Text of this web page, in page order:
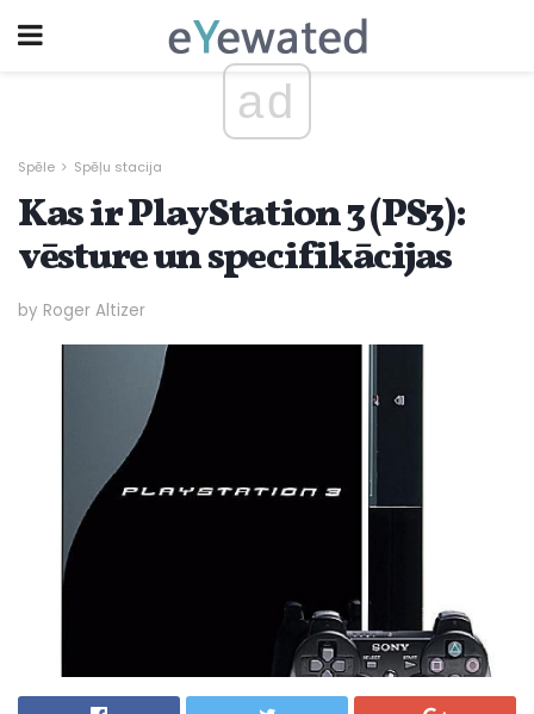
ad
Spēle Spēļu stacija
Kas ir PlayStation 3 (PS3):
vēsture un specifikācijas
by Roger Altizer